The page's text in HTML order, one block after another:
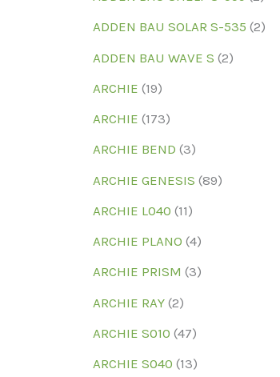
ADDEN BAU SOLAR S-535 (2)
ADDEN BAU WAVE S (2)
ARCHIE (19)
ARCHIE (173)
ARCHIE BEND (3)
ARCHIE GENESIS (89)
ARCHIE L040 (11)
ARCHIE PLANO (4)
ARCHIE PRISM (3)
ARCHIE RAY (2)
ARCHIE S010 (47)
ARCHIE S040 (13)